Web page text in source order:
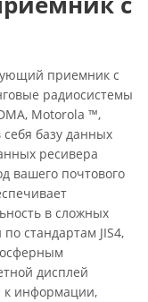
приемник с
радиосистемы
Motorola ™,
базу данных
ресивера
вашего почтового
в сложных
стандартам JIS4,
дисплей
к информации,